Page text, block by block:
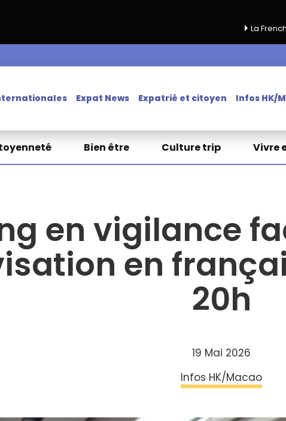
La French Chamber lance sa
Expat News Expatrié et citoyen Infos HK/
Bien être Culture trip Vivre
en vigilance
en
20h
19 Mai 2026
Infos HK/Macao